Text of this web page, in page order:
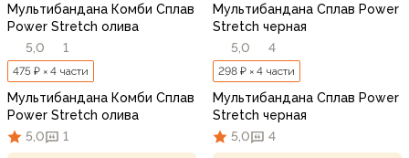
Мультибандана Комби Сплав
Power Stretch олива
5,0
1
475 ₽ × 4 части
Мультибандана Комби Сплав
Power Stretch олива
5,0
1
Мультибандана Сплав Power
Stretch черная
5,0
4
298 ₽ × 4 части
Мультибандана Сплав Power
Stretch черная
5,0
4